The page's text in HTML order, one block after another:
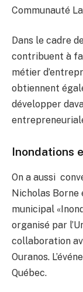
Communauté
Dans le cadre
contribuent à
métier
obtiennent
développer
Inondations
On a aussi
Nicholas
municipal
organisé par
collaboration
Ouranos.
Québec.